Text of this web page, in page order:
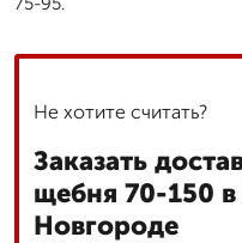
Не хотите считать?
Заказать
щебня 70-150
Новгороде